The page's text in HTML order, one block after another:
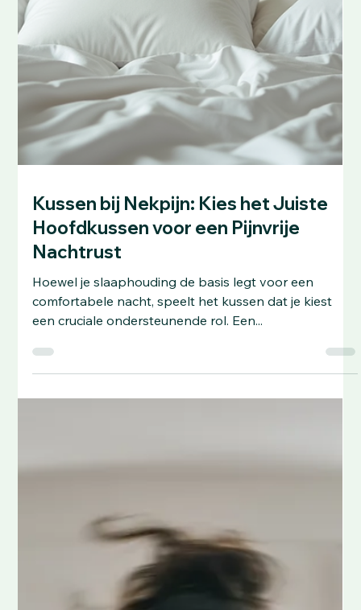
Matras bij rugklachten: Mattress
De matras waarop je slaapt is waarschijnlijk de
belangrijkste factor voor een goede nachtrust en een